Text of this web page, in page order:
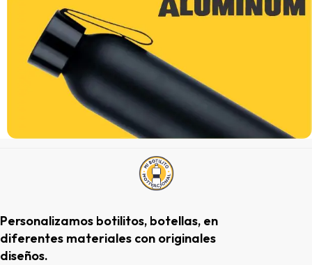
Personalizamos botilitos, botellas, en
diferentes materiales con originales
diseños.